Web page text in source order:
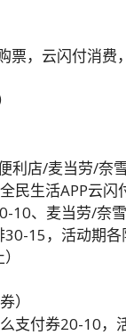
票，云闪付消费
利店/麦当劳/奈雪
民生活APP云闪
10、麦当劳/奈
30-15，活动期各
）
支付券20-10，